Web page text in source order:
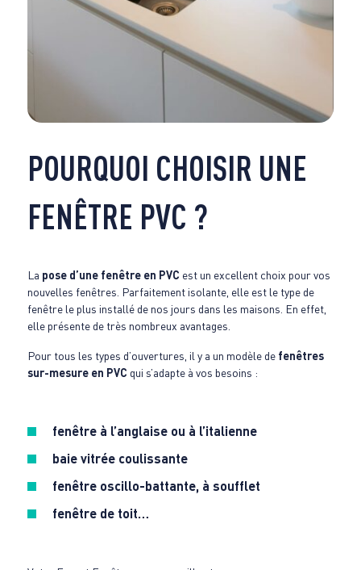
POURQUOI CHOISIR UNE
FENÊTRE PVC ?
La pose d’une fenêtre en PVC est un excellent choix pour vos
nouvelles fenêtres. Parfaitement isolante, elle est le type de
fenêtre le plus installé de nos jours dans les maisons. En effet,
elle présente de très nombreux avantages.
Pour tous les types d’ouvertures, il y a un modèle de fenêtres
sur-mesure en PVC qui s’adapte à vos besoins :
fenêtre à l’anglaise ou à l’italienne
baie vitrée coulissante
fenêtre oscillo-battante, à soufflet
fenêtre de toit…